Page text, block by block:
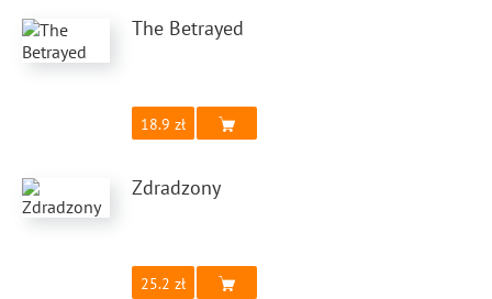
The Betrayed
18.9
Zdradzony
25.2